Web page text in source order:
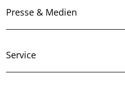
Presse & Medien
Service